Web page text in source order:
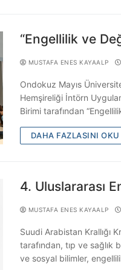
“Engellilik ve
MUSTAFA ENES KAYAALP
Ondokuz Mayıs
Hemşireliği İntörn
Birimi tarafından
DAHA FAZLASINI
4. Uluslararası
MUSTAFA ENES KAYAALP
Suudi Arabistan Krallığı
tarafından, tıp ve
ve sosyal bilimler,